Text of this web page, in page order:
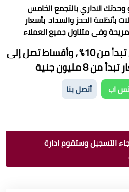
وحدتك الاداري بالتجمع الخامس
بأنظمة الحجز والسداد.بأسعار
وفى متناول جميع العملاء
وبأقل مقدمات والتى تبدأ من 10% ، وأقساط تصل إلى
من 8 مليون جنية
اب أتصل بنا
التسجيل وستقوم ادارة